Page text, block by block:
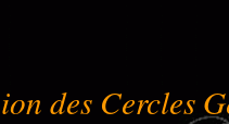
des Cercles